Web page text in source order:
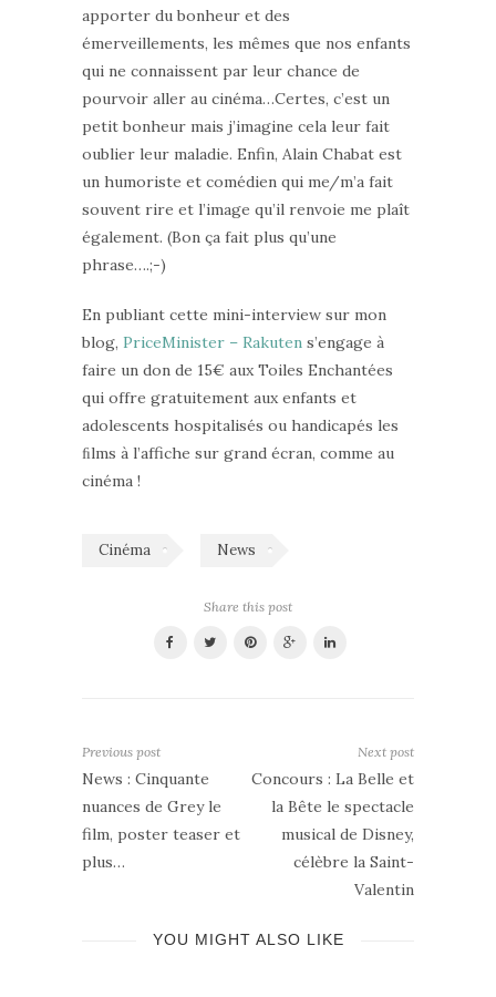
apporter du bonheur et des
émerveillements, les mêmes que nos enfants
qui ne connaissent par leur chance de
pourvoir aller au cinéma…Certes, c’est un
petit bonheur mais j’imagine cela leur fait
oublier leur maladie. Enfin, Alain Chabat est
un humoriste et comédien qui me/m’a fait
souvent rire et l’image qu’il renvoie me plaît
également. (Bon ça fait plus qu’une
phrase….;-)
En publiant cette mini-interview sur mon
blog, PriceMinister – Rakuten s’engage à
faire un don de 15€ aux Toiles Enchantées
qui offre gratuitement aux enfants et
adolescents hospitalisés ou handicapés les
ﬁlms à l’affiche sur grand écran, comme au
cinéma !
Cinéma News
Share this post
Previous post
News : Cinquante
nuances de Grey le
film, poster teaser et
plus…
Next post
Concours : La Belle et
la Bête le spectacle
musical de Disney,
célèbre la Saint-
Valentin
YOU MIGHT ALSO LIKE